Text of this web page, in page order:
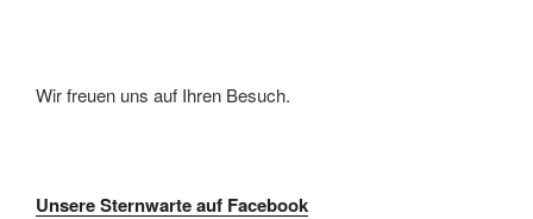
Wir freuen uns auf Ihren Besuch.
Unsere Sternwarte auf Facebook